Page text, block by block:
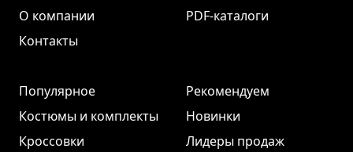
О компании
Контакты
PDF-каталоги
Популярное
Костюмы и комплекты
Кроссовки
Рекомендуем
Новинки
Лидеры продаж